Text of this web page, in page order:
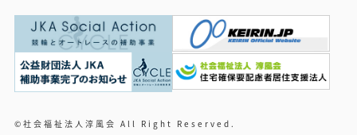
©社会福祉法人淳風会 All Right Reserved.